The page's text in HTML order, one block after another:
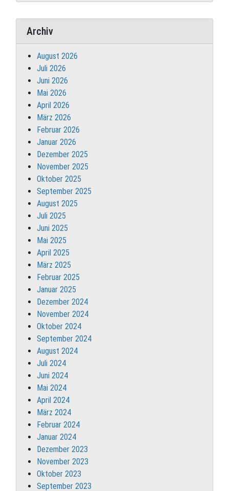
Archiv
August 2026
Juli 2026
Juni 2026
Mai 2026
April 2026
März 2026
Februar 2026
Januar 2026
Dezember 2025
November 2025
Oktober 2025
September 2025
August 2025
Juli 2025
Juni 2025
Mai 2025
April 2025
März 2025
Februar 2025
Januar 2025
Dezember 2024
November 2024
Oktober 2024
September 2024
August 2024
Juli 2024
Juni 2024
Mai 2024
April 2024
März 2024
Februar 2024
Januar 2024
Dezember 2023
November 2023
Oktober 2023
September 2023